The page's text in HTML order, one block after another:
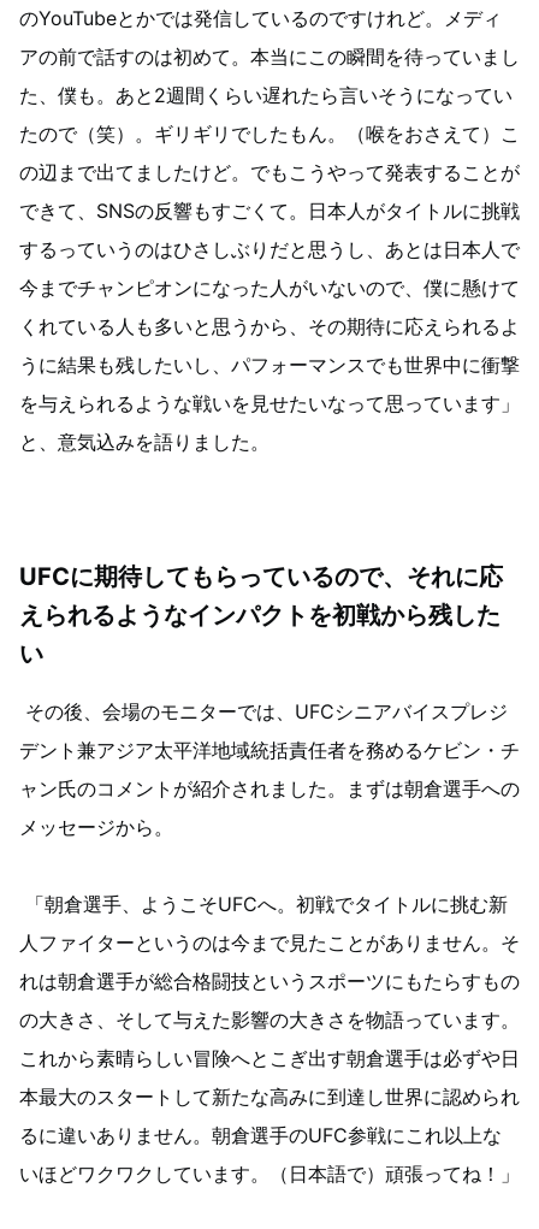
のYouTubeとかでは発信しているのですけれど。メディ
アの前で話すのは初めて。本当にこの瞬間を待っていまし
た、僕も。あと2週間くらい遅れたら言いそうになってい
たので（笑）。ギリギリでしたもん。（喉をおさえて）こ
の辺まで出てましたけど。でもこうやって発表することが
できて、SNSの反響もすごくて。日本人がタイトルに挑戦
するっていうのはひさしぶりだと思うし、あとは日本人で
今までチャンピオンになった人がいないので、僕に懸けて
くれている人も多いと思うから、その期待に応えられるよ
うに結果も残したいし、パフォーマンスでも世界中に衝撃
を与えられるような戦いを見せたいなって思っています」
と、意気込みを語りました。
UFCに期待してもらっているので、それに応
えられるようなインパクトを初戦から残した
い
その後、会場のモニターでは、UFCシニアバイスプレジ
デント兼アジア太平洋地域統括責任者を務めるケビン・チ
ャン氏のコメントが紹介されました。まずは朝倉選手への
メッセージから。
「朝倉選手、ようこそUFCへ。初戦でタイトルに挑む新
人ファイターというのは今まで見たことがありません。そ
れは朝倉選手が総合格闘技というスポーツにもたらすもの
の大きさ、そして与えた影響の大きさを物語っています。
これから素晴らしい冒険へとこぎ出す朝倉選手は必ずや日
本最大のスタートして新たな高みに到達し世界に認められ
るに違いありません。朝倉選手のUFC参戦にこれ以上な
いほどワクワクしています。（日本語で）頑張ってね！」